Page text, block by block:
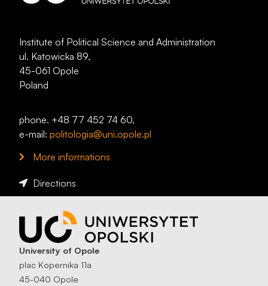
Institute of Political Science and Administration
ul. Katowicka 89,
45-061 Opole
Poland
phone. +48 77 452 74 60,
e-mail:politologia@uni.opole.pl
More informations
Directions
University of Opole
plac Kopernika 11a
45-040 Opole